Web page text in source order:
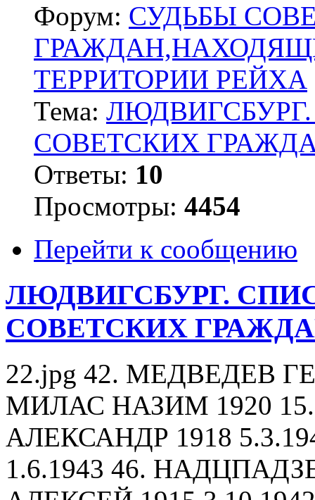
Форум: СУДЬБЫ
ТЕРРИТОРИИ РЕЙХА
Тема:
СОВЕТСКИХ
Ответы: 10
Просмотры: 4454
Перейти к сообщению
ЛЮДВИГСБУРГ.
СОВЕТСКИХ
22.jpg 42. МЕДВЕДЕВ
МИЛАС НАЗИМ 1920
АЛЕКСАНДР 1918
1.6.1943 46.